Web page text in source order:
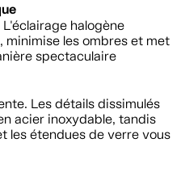
halogène
minimise les ombres et met
spectaculaire
Les détails dissimulés
acier inoxydable, tandis
les étendues de verre vous